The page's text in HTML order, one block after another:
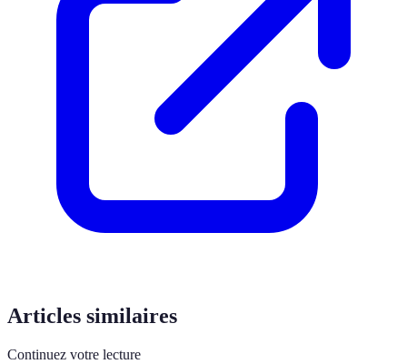
Articles similaires
Continuez votre lecture